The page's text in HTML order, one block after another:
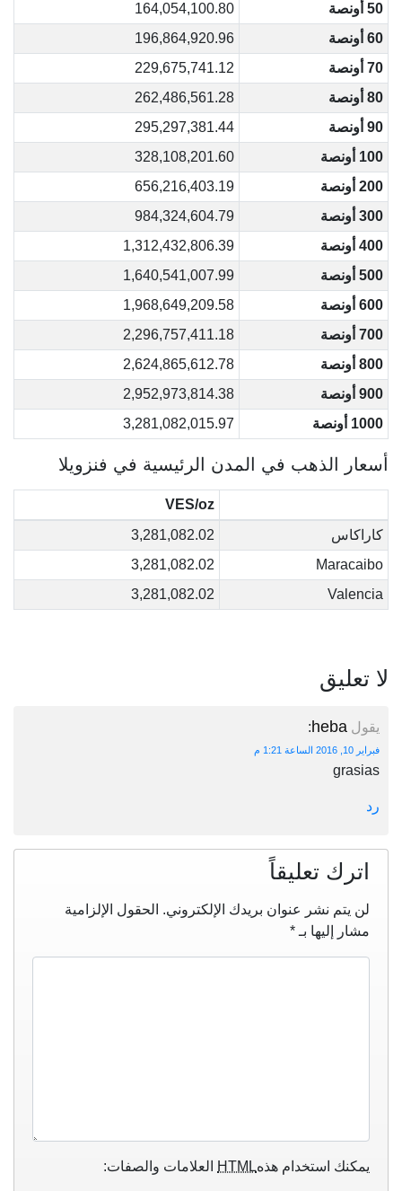
50 أونصة
164,054,100.80
60 أونصة
196,864,920.96
70 أونصة
229,675,741.12
80 أونصة
262,486,561.28
90 أونصة
295,297,381.44
100 أونصة
328,108,201.60
200 أونصة
656,216,403.19
300 أونصة
984,324,604.79
400 أونصة
1,312,432,806.39
500 أونصة
1,640,541,007.99
600 أونصة
1,968,649,209.58
700 أونصة
2,296,757,411.18
800 أونصة
2,624,865,612.78
900 أونصة
2,952,973,814.38
1000 أونصة
3,281,082,015.97
أسعار الذهب في المدن الرئيسية في فنزويلا
VES/oz
كاراكاس
3,281,082.02
Maracaibo
3,281,082.02
Valencia
3,281,082.02
لا تعليق
يقول heba
:
فبراير 10, 2016 الساعة 1:21 م
grasias
رد
اترك تعليقاً
لن يتم نشر عنوان بريدك الإلكتروني. الحقول الإلزامية
مشار إليها بـ *
يمكنك استخدام هذهHTML العلامات والصفات: